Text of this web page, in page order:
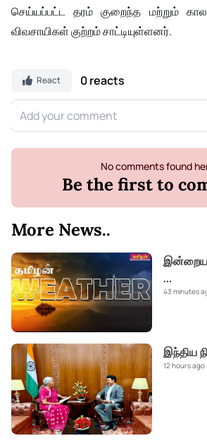
செய்யப்பட்ட தரம் குறைந்த மற்றும்
விவசாயிகள் குற்றம் சாட்டியுள்ளனர்.
React 0 reacts
No comments found
Be the first to
More News..
இன்றைய
...
43 minutes
இந்திய
12 hours ago